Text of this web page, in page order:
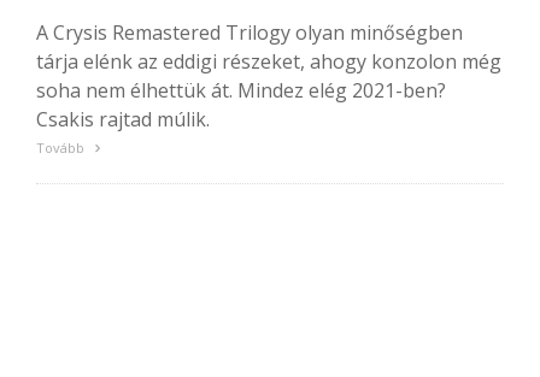
A Crysis Remastered Trilogy olyan minőségben
tárja elénk az eddigi részeket, ahogy konzolon még
soha nem élhettük át. Mindez elég 2021-ben?
Csakis rajtad múlik.
Tovább